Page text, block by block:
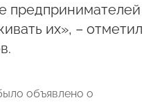
предпринимателей
их», – отметил
объявлено о